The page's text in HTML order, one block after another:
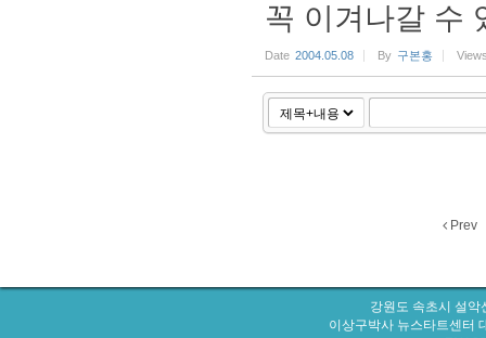
꼭 이겨나갈 수
Date 2004.05.08 By 구본홍
Prev
강원도 속초시 설
이상구박사 뉴스타트센터